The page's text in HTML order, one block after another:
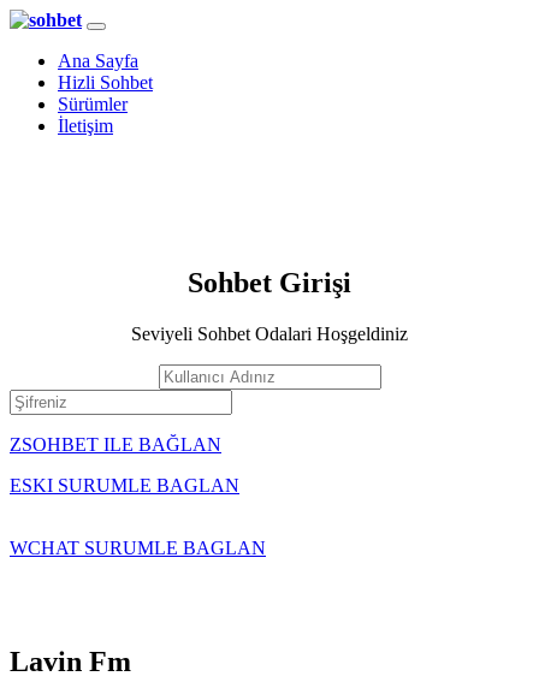
Ana Sayfa
Hizli Sohbet
Sürümler
İletişim
Sohbet Girişi
Seviyeli Sohbet Odalari Hoşgeldiniz
ZSOHBET ILE BAĞLAN
ESKI SURUMLE BAGLAN
WCHAT SURUMLE BAGLAN
Lavin Fm